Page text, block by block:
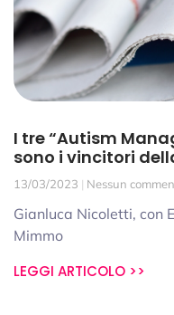
I tre “Autism
sono i vincitori
13/03/2023 Nessun
Gianluca Nicoletti, con
Mimmo
LEGGI ARTICOLO >>